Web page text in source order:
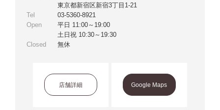
東京都新宿区新宿3丁目1-21
Tel
03-5360-8921
Open
平日 11:00～19:00
土日祝 10:30～19:30
Closed
無休
店舗詳細 Google Maps